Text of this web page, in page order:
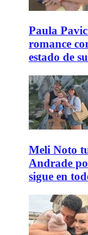
Paula
romance
estado de
Meli Noto
Andrade
sigue en